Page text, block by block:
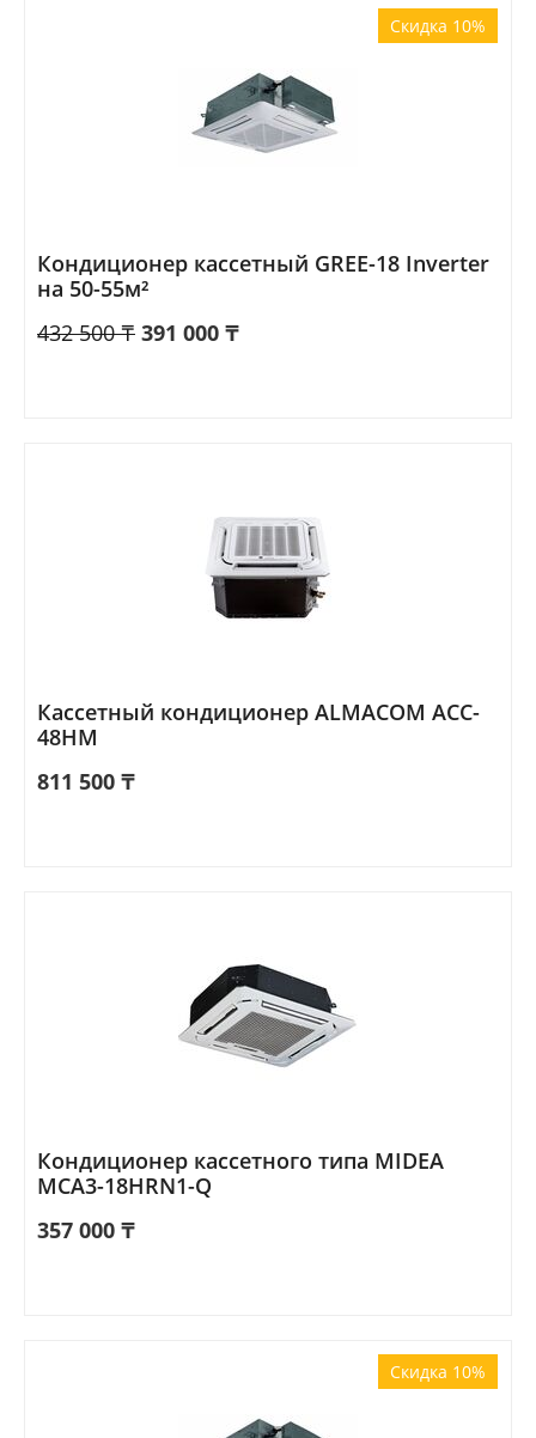
Скидка 10%
Кондиционер кассетный GREE-18 Inverter
на 50-55м²
432 500 ₸ 391 000 ₸
Кассетный кондиционер ALMACOM ACC-
48HM
811 500 ₸
Кондиционер кассетного типа MIDEA
MCA3-18HRN1-Q
357 000 ₸
Скидка 10%